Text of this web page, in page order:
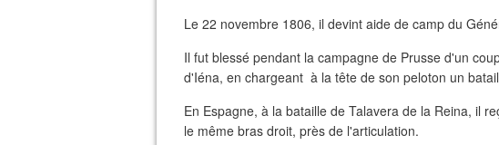
Le 22 novembre 1806, il devint aide de camp du
Il fut blessé pendant la campagne de Prusse d'un
d'Iéna, en chargeant à la tête de son peloton un
En Espagne, à la bataille de Talavera de la Reina, il
le même bras droit, près de l'articulation.